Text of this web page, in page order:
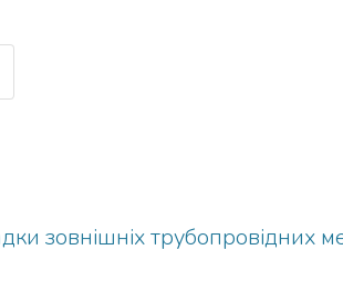
зовнішніх трубопровідних